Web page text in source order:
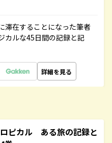
滞在することになった筆者
カルな45日間の記録と記
詳細を見る
ピカル ある旅の記録と